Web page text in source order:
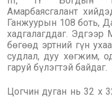
Амарбаясгалант
Ганжуурын 108 боть,
хадгалагддаг. Эдгээр
бөгөөд эртний гүн
судлал, дуу хөгжим,
гаруй бүлэгтэй байдаг.
Цогчин дуган нь 32 х